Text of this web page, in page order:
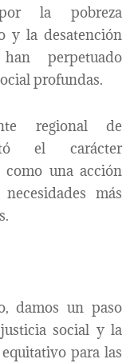
por la pobreza
y la desatención
perpetuado
profundas.
regional de
el carácter
como una acción
más
damos un paso
social y la
para las